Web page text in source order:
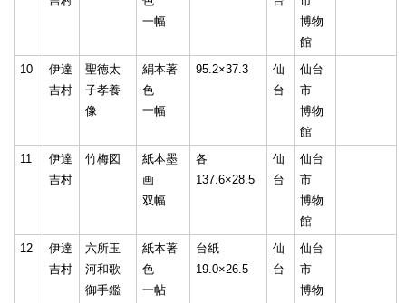
一幅
博物
館
10
伊達
吉村
聖徳太
子孝養
像
絹本著
色
一幅
95.2×37.3
仙
台
仙台
市
博物
館
11
伊達
吉村
竹梅図
紙本墨
画
双幅
各
137.6×28.5
仙
台
仙台
市
博物
館
12
伊達
吉村
六所玉
河和歌
御手鑑
紙本著
色
一帖
台紙
19.0×26.5
仙
台
仙台
市
博物